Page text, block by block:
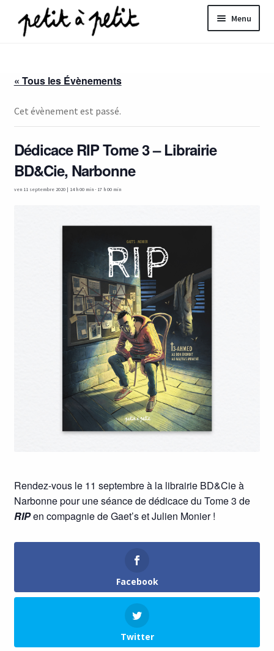
Aller
à
Aller
au
Menu
« Tous les Évènements
Cet évènement est passé.
Dédicace RIP Tome 3 – Librairie
BD&Cie, Narbonne
ven 11 septembre 2020 | 14 h 00 min- 17 h 00 min
Rendez-vous le 11 septembre à la librairie BD&Cie à
Narbonne pour une séance de dédicace du Tome 3 de
RIPen compagnie de Gaet’s et Julien Monier !
Facebook
Twitter